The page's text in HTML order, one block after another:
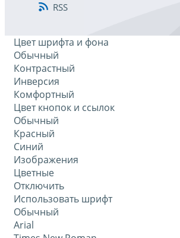
RSS
Цвет шрифта и фона
Обычный
Контрастный
Инверсия
Комфортный
Цвет кнопок и ссылок
Обычный
Красный
Синий
Изображения
Цветные
Отключить
Использовать шрифт
Обычный
Arial